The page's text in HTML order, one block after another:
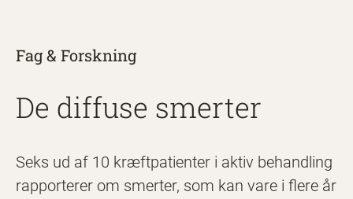
Fag & Forskning
De diffuse smerter
Seks ud af 10 kræftpatienter i aktiv behandling
rapporterer om smerter, som kan vare i flere år